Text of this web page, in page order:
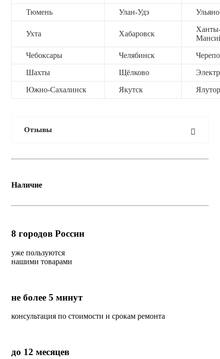
Тюмень Улан-Удэ
Ухта Хабаровск
Чебоксары Челябинск
Шахты Щёлково
Южно-Сахалинск Якутск
Отзывы
Наличие
8 городов России
уже пользуются
нашими товарами
не более 5 минут
консультация по стоимости и срокам ремонта
до 12 месяцев